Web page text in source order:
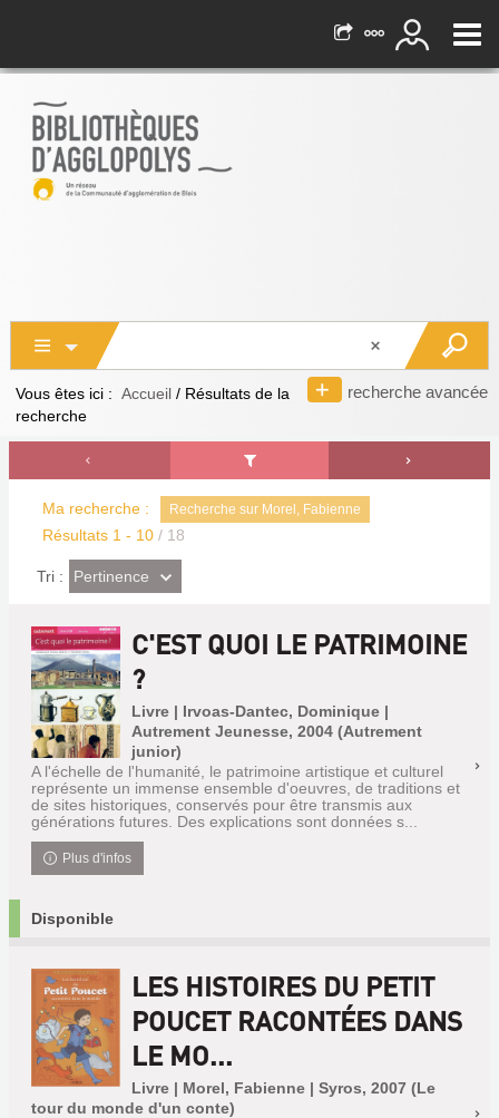
recherche avancée
Vous êtes ici : Accueil / Résultats de la
recherche
Ma recherche : Recherche sur Morel, Fabienne
Résultats 1 - 10 / 18
Tri : (Effet
imédiat)
Pertinence
C'EST QUOI LE PATRIMOINE
?
Livre | Irvoas-Dantec, Dominique |
Autrement Jeunesse, 2004 (Autrement
junior)
A l'échelle de l'humanité, le patrimoine artistique et culturel
représente un immense ensemble d'oeuvres, de traditions et
de sites historiques, conservés pour être transmis aux
générations futures. Des explications sont données s...
Plus d'infos
Disponible
LES HISTOIRES DU PETIT
POUCET RACONTÉES DANS
LE MO...
Livre | Morel, Fabienne | Syros, 2007 (Le
tour du monde d'un conte)